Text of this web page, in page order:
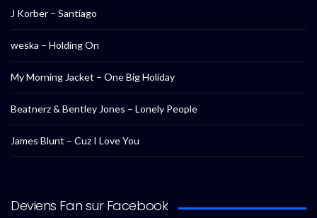
J Korber – Santiago
weska – Holding On
My Morning Jacket – One Big Holiday
Beatnerz & Bentley Jones – Lonely People
James Blunt – Cuz I Love You
Deviens Fan sur Facebook